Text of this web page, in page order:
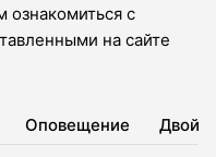
с
на сайте
Оповещение